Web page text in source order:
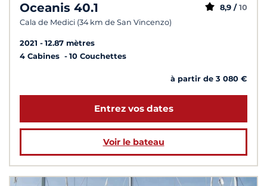
Oceanis 40.1
Cala de Medici (34 km de San Vincenzo)
8,9 / 10
2021
12.87 mètres
4 Cabines
10 Couchettes
à partir de 3 080 €
Entrez vos dates
Voir le bateau